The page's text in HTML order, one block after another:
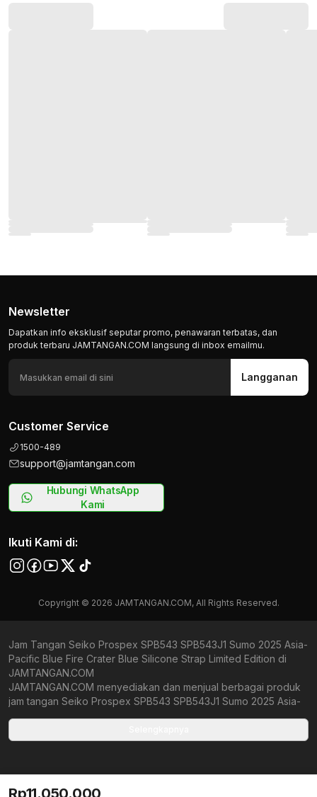
Newsletter
Dapatkan info eksklusif seputar promo, penawaran terbatas, dan
produk terbaru JAMTANGAN.COM langsung di inbox emailmu.
Langganan
Customer Service
1500-489
support@jamtangan.com
Hubungi WhatsApp
Kami
Ikuti Kami di:
Copyright © 2026 JAMTANGAN.COM, All Rights Reserved.
Jam Tangan Seiko Prospex SPB543 SPB543J1 Sumo 2025 Asia-
Pacific Blue Fire Crater Blue Silicone Strap Limited Edition di
JAMTANGAN.COM
JAMTANGAN.COM menyediakan dan menjual berbagai produk
jam tangan Seiko Prospex SPB543 SPB543J1 Sumo 2025 Asia-
Pacific Blue Fire Crater Blue Silicone Strap Limited Edition
Warranty). Kami berkomitmen untuk memberi penawaran terbaik
produk yang tersedia merupakan produk jam tangan original,
berkualitas tinggi, dan memiliki harga yang lebih terjangkau dari
Rp11.050.000